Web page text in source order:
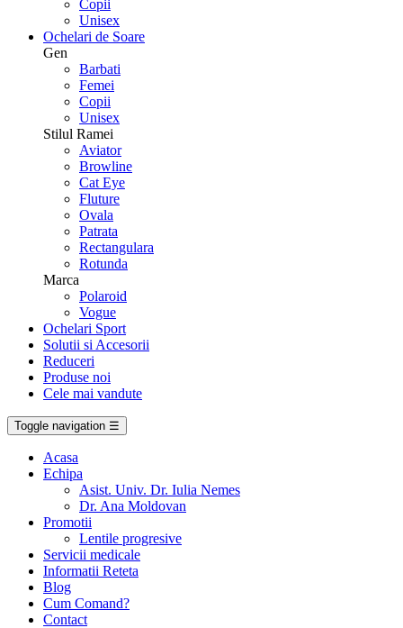
Copii
Unisex
Ochelari de Soare
Gen
Barbati
Femei
Copii
Unisex
Stilul Ramei
Aviator
Browline
Cat Eye
Fluture
Ovala
Patrata
Rectangulara
Rotunda
Marca
Polaroid
Vogue
Ochelari Sport
Solutii si Accesorii
Reduceri
Produse noi
Cele mai vandute
Toggle navigation ☰
Acasa
Echipa
Asist. Univ. Dr. Iulia Nemes
Dr. Ana Moldovan
Promotii
Lentile progresive
Servicii medicale
Informatii Reteta
Blog
Cum Comand?
Contact